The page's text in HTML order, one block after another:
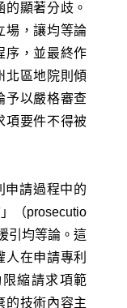
顯著分歧。
場，讓均等論
序，並最終作
北區地院則傾
予以嚴格審查
項要件不得被
申請過程中的
（prosecutio
引均等論。這
在申請專利
縮請求項範
的技術內容主